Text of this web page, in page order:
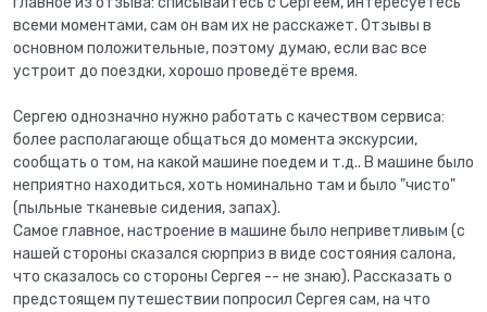
всеми моментами, сам он вам их не расскажет. Отзывы в
основном положительные, поэтому думаю, если вас все
устроит до поездки, хорошо проведёте время.
Сергею однозначно нужно работать с качеством сервиса:
более располагающе общаться до момента экскурсии,
сообщать о том, на какой машине поедем и т.д.. В машине было
неприятно находиться, хоть номинально там и было "чисто"
(пыльные тканевые сидения, запах).
Самое главное, настроение в машине было неприветливым (с
нашей стороны сказался сюрприз в виде состояния салона,
что сказалось со стороны Сергея -- не знаю). Рассказать о
предстоящем путешествии попросил Сергея сам, на что